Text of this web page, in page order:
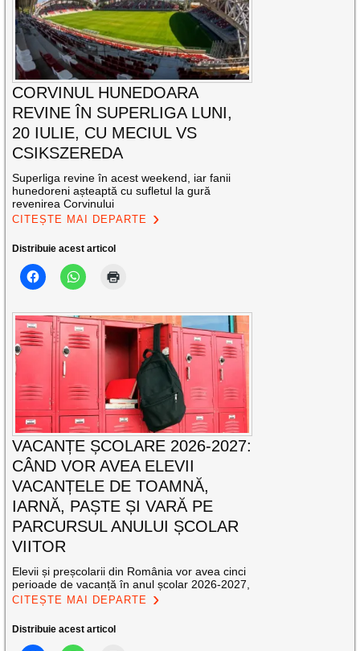
CORVINUL HUNEDOARA
REVINE ÎN SUPERLIGA LUNI,
20 IULIE, CU MECIUL VS
CSIKSZEREDA
Superliga revine în acest weekend, iar fanii
hunedoreni așteaptă cu sufletul la gură
revenirea Corvinului
CITEȘTE MAI DEPARTE
Distribuie acest articol
VACANȚE ȘCOLARE 2026-2027:
CÂND VOR AVEA ELEVII
VACANȚELE DE TOAMNĂ,
IARNĂ, PAȘTE ȘI VARĂ PE
PARCURSUL ANULUI ȘCOLAR
VIITOR
Elevii și preșcolarii din România vor avea cinci
perioade de vacanță în anul școlar 2026-2027,
CITEȘTE MAI DEPARTE
Distribuie acest articol